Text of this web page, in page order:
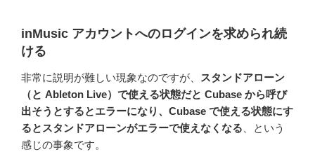
inMusic アカウントへのログインを求められ続
ける
非常に説明が難しい現象なのですが、
スタンドアローン
（と Ableton Live）で使える状態だと Cubase から呼び
出そうとするとエラーになり、Cubase で使える状態にす
るとスタンドアローンがエラーで使えなくなる 、という
感じの事象です。